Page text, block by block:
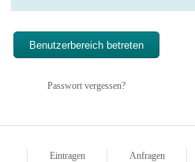
Passwort vergessen?
Eintragen Anfragen